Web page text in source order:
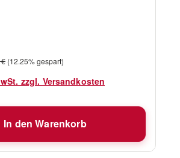
Preis:
(12.25% gespart)
zzgl. Versandkosten
In den Warenkorb